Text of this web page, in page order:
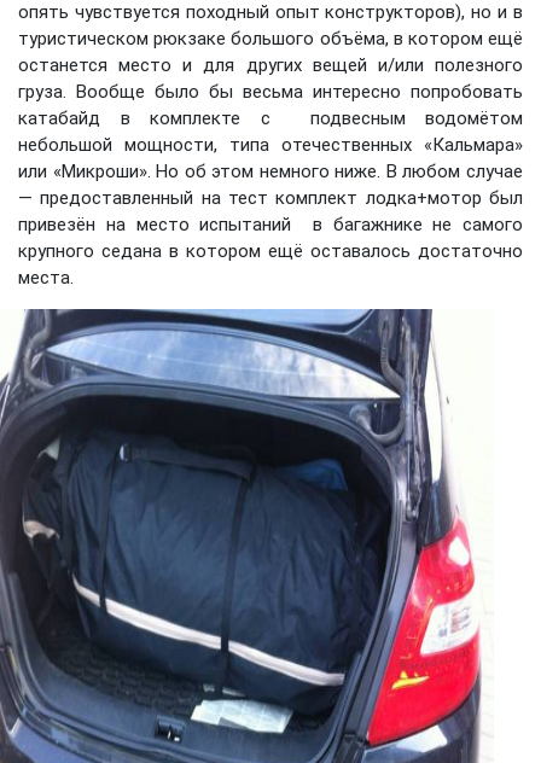
опять чувствуется походный опыт конструкторов), но и в
туристическом рюкзаке большого объёма, в котором ещё
останется место и для других вещей и/или полезного
груза. Вообще было бы весьма интересно попробовать
катабайд в комплекте с подвесным водомётом
небольшой мощности, типа отечественных «Кальмара»
или «Микроши». Но об этом немного ниже. В любом случае
— предоставленный на тест комплект лодка+мотор был
привезён на место испытаний в багажнике не самого
крупного седана в котором ещё оставалось достаточно
места.